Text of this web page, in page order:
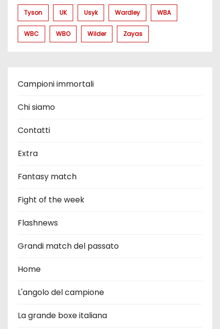
Tyson UK Usyk Wardley WBA
WBC WBO Wilder Zayas
Campioni immortali
Chi siamo
Contatti
Extra
Fantasy match
Fight of the week
Flashnews
Grandi match del passato
Home
L'angolo del campione
La grande boxe italiana